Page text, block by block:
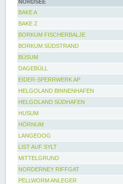
NORDSEE
BAKE A
BAKE Z
BORKUM FISCHERBALJE
BORKUM SÜDSTRAND
BÜSUM
DAGEBÜLL
EIDER-SPERRWERK AP
HELGOLAND BINNENHAFEN
HELGOLAND SÜDHAFEN
HUSUM
HÖRNUM
LANGEOOG
LIST AUF SYLT
MITTELGRUND
NORDERNEY RIFFGAT
PELLWORM ANLEGER